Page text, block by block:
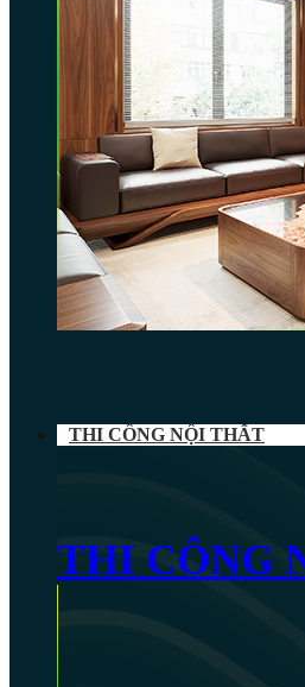
THI CÔNG NỘI THẤT
THI CÔNG